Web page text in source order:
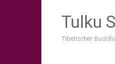
contentTulku
Tibetischer